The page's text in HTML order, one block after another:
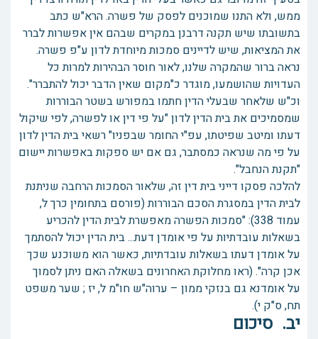
ממש, ולא התנו שמוכנים לפסק של פשרה. הרא"ש כתב
בתשובתו שיש תקנה דרבנן במקרים שבהם אין אפשרות לברר
את המציאות, שיש לדיינים סמכות מיוחדת לדון ע"פ פשרה.
נראה ברור שהמקרה שלנו, לאור חוסר הבהירות למרות כל
העדויות שהושמעו, מוגדר כ"מקום שאין הדבר יכול להתברר".
וכ"ש שלאחר שבעלי הדין חתמו במפורש בשטר הבוררות
שמסמיכים את בית הדין לדון "על פי דין או לפשרה, לפי שיקול
דעתו ומיטב שפיטתו, עפ"י החומר שבפניו" רשאי בית הדין לדון
על פי מה שנראה כמסתבר, גם אם יש ספקות באפשרות יישום
"תקנת הנחבל".
להלכה פסקו דייני בית דין זה, שלאור הסמכות הרחבה שניתנת
לבית הדין במסגרת הסכם הבוררות (פורסם בתחומין כרך ל,
עמוד 338): "סמכות הפשרה מאפשרת לבית הדין להכריע
בשאלות עובדתיות על פי אומדן דעת... בית הדין יכול להסתמך
על אומדן דעתו בשאלות עובדתיות, כאשר הוא משוכנע שכך
אכן קרה". (ראו מחלוקת האחרונים בשאלה האם ניתן לסמוך
על אומדנא גם בנזקי ממון – ערוה"ש חו"מ ל, יז ; שער משפט
תח, ס"ק י).
יב. סיכום